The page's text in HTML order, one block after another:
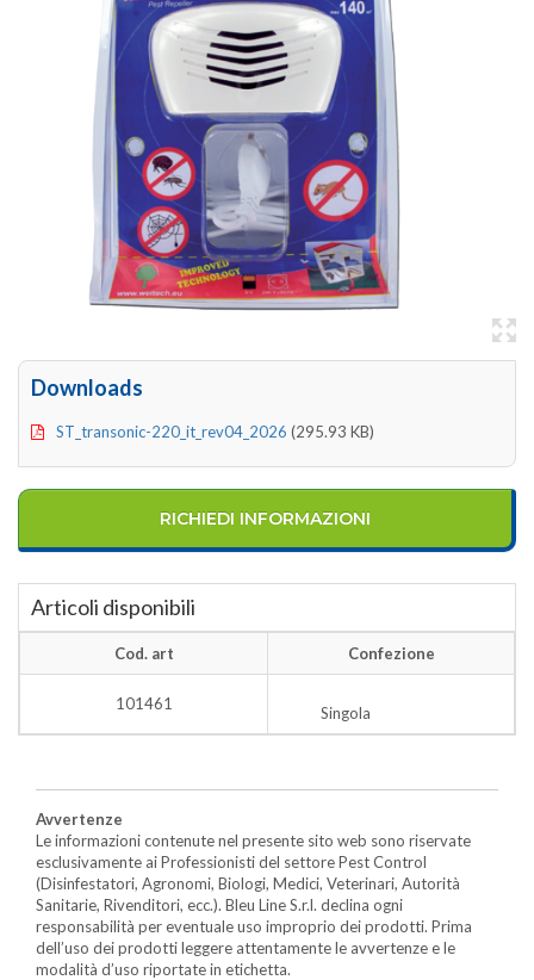
Downloads
ST_transonic-220_it_rev04_2026 (295.93 KB)
RICHIEDI INFORMAZIONI
Articoli disponibili
Cod. art Confezione
101461 Singola
Avvertenze
Le informazioni contenute nel presente sito web sono riservate
esclusivamente ai Professionisti del settore Pest Control
(Disinfestatori, Agronomi, Biologi, Medici, Veterinari, Autorità
Sanitarie, Rivenditori, ecc.). Bleu Line S.r.l. declina ogni
responsabilità per eventuale uso improprio dei prodotti. Prima
dell’uso dei prodotti leggere attentamente le avvertenze e le
modalità d’uso riportate in etichetta.